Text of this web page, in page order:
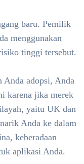
baru. Pemilik
menggunakan
tinggi tersebut.
Anda adopsi, Anda
karena jika merek
yaitu UK dan
Anda ke dalam
keberadaan
aplikasi Anda.